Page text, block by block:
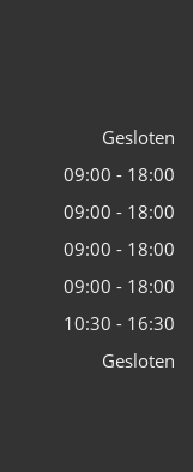
Gesloten
09:00 - 18:00
09:00 - 18:00
09:00 - 18:00
09:00 - 18:00
10:30 - 16:30
Gesloten